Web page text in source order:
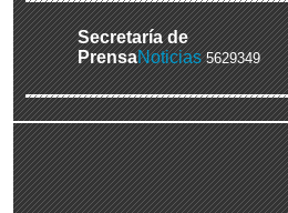
Secretaría de
PrensaNoticias 5629349